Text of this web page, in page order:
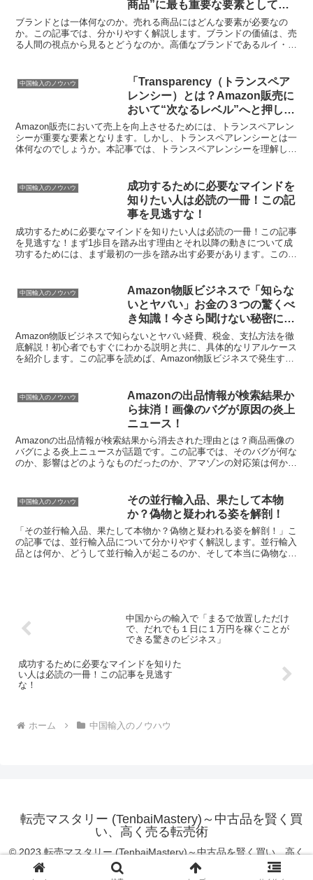
商品”に最も重要な要素として注
目せよ！
ブランドとは一体何なのか。売れる商品にはどんな要素が必要なの
か。この記事では、分かりやすく解説します。ブランドの価値は、売
る人間の視点から見るとどうなのか。高価なブランドであるルイ・ヴ
中国輸入のノウハウ
「Transparency（トランスペア
レンシー）とは？Amazon販売に
おいて“次なるレベル”へと押し上
げる究極の戦略とは？」
Amazon販売において売上を向上させるためには、トランスペアレン
シーが重要な要素となります。しかし、トランスペアレンシーとは一
体何なのでしょうか。本記事では、トランスペアレンシーを理解し、
中国輸入のノウハウ
成功するために必要なマインドを
知りたい人は必読の一冊！この記
事を見逃すな！
成功するために必要なマインドを知りたい人は必読の一冊！この記事
を見逃すな！まず1歩目を踏み出す理由とそれ以降の動きについて成
功するためには、まず最初の一歩を踏み出す必要があります。この一
中国輸入のノウハウ
Amazon物販ビジネスで「知らな
いとヤバい」お金の３つの驚くべ
き知識！今さら聞けない秘密に迫
る！
Amazon物販ビジネスで知らないとヤバい経費、税金、支払方法を徹
底解説！初心者でもすぐにわかる説明と共に、具体的なリアルケース
を紹介します。この記事を読めば、Amazon物販ビジネスで発生する
中国輸入のノウハウ
Amazonの出品情報が検索結果か
ら抹消！画像のバグが原因の炎上
ニュース！
Amazonの出品情報が検索結果から消去された理由とは？商品画像の
バグによる炎上ニュースが話題です。この記事では、そのバグが何な
のか、影響はどのようなものだったのか、アマゾンの対応策は何かな
中国輸入のノウハウ
その並行輸入品、果たして本物
か？偽物と疑われる姿を解剖！
「その並行輸入品、果たして本物か？偽物と疑われる姿を解剖！」こ
の記事では、並行輸入品について分かりやすく解説します。並行輸入
品とは何か、どうして並行輸入が起こるのか、そして本当に偽物なの
中国からの輸入で「まるで放置しただけ
で、だれでも１日に１万円を稼ぐことが
できる驚きのビジネス」
成功するために必要なマインドを知りた
い人は必読の一冊！この記事を見逃す
な！
ホーム 中国輸入のノウハウ
転売マスタリー (TenbaiMastery)～中古品を賢く買
い、高く売る転売術
© 2023 転売マスタリー (TenbaiMastery)～中古品を賢く買い、高く